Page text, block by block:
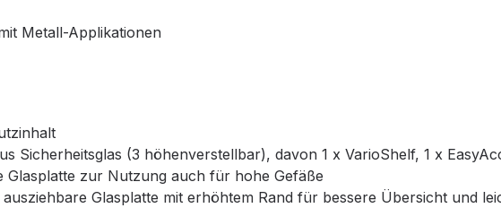
Metall-Applikationen
Sicherheitsglas (3 höhenverstellbar), davon 1 x VarioShelf, 1 x
Glasplatte zur Nutzung auch für hohe Gefäße
ausziehbare Glasplatte mit erhöhtem Rand für bessere Übersicht und